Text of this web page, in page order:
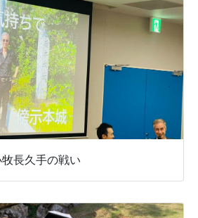
長久手の戦い